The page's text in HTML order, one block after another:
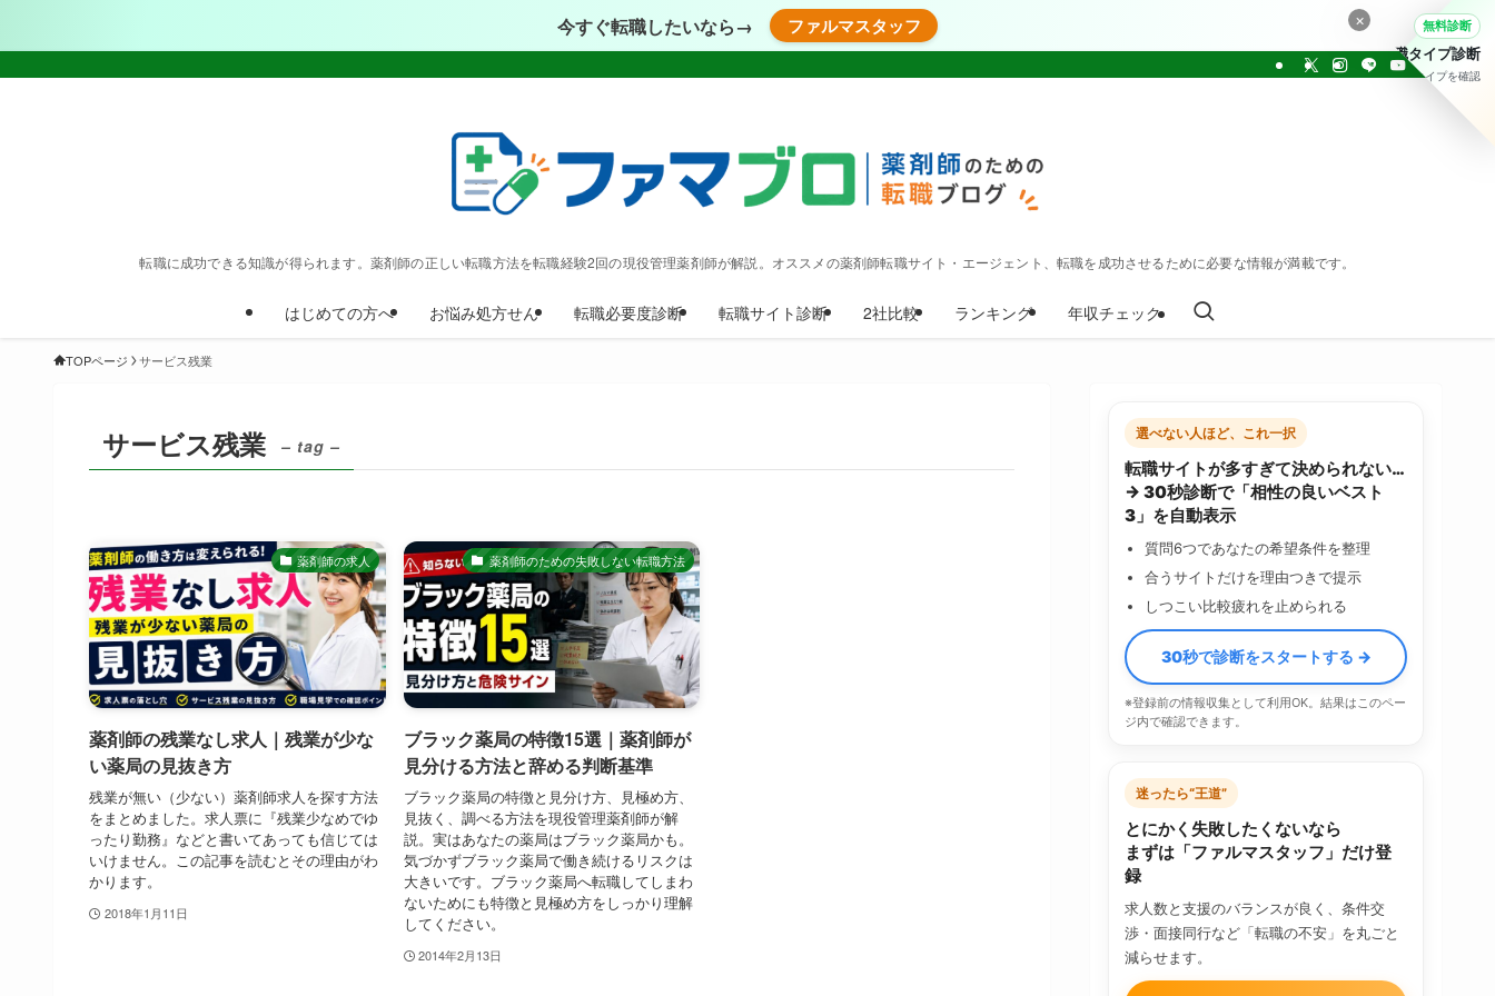
今すぐ転職したいなら→ ファルマスタッフ
転職に成功できる知識が得られます。薬剤師の正しい転職方法を転職経験2回の現役管理薬剤師が解説。オススメの薬剤師転職サイト・エージェント、転職を成功させるために必要な情報が満載です。
はじめての方へ お悩み処方せん 転職必要度診断 転職サイト診断 2社比較 ランキング 年収チェック
TOPページ サービス残業
サービス残業 – tag –
薬剤師の求人
薬剤師の残業なし求人｜残業が少な
い薬局の見抜き方
残業が無い（少ない）薬剤師求人を探す方法
をまとめました。求人票に『残業少なめでゆ
ったり勤務』などと書いてあっても信じては
いけません。この記事を読むとその理由がわ
かります。
2018年1月11日
薬剤師のための失敗しない転職方法
ブラック薬局の特徴15選｜薬剤師が
見分ける方法と辞める判断基準
ブラック薬局の特徴と見分け方、見極め方、
見抜く、調べる方法を現役管理薬剤師が解
説。実はあなたの薬局はブラック薬局かも。
気づかずブラック薬局で働き続けるリスクは
大きいです。ブラック薬局へ転職してしまわ
ないためにも特徴と見極め方をしっかり理解
してください。
2014年2月13日
選べない人ほど、これ一択
転職サイトが多すぎて決められない…
→ 30秒診断で「相性の良いベスト
3」を自動表示
質問6つであなたの希望条件を整理
合うサイトだけを理由つきで提示
しつこい比較疲れを止められる
30秒で診断をスタートする →
※登録前の情報収集として利用OK。結果はこのペー
ジ内で確認できます。
迷ったら“王道”
とにかく失敗したくないなら
まずは「ファルマスタッフ」だけ登
録
求人数と支援のバランスが良く、条件交
渉・面接同行など「転職の不安」を丸ごと
減らせます。
× 無料診断
転職タイプ診断
30問でタイプを確認